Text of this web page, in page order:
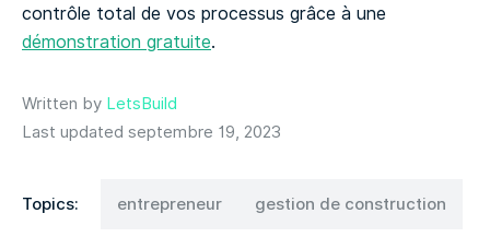
contrôle total de vos processus grâce à une
démonstration gratuite.
Written by LetsBuild
Last updated septembre 19, 2023
Topics: entrepreneur gestion de construction